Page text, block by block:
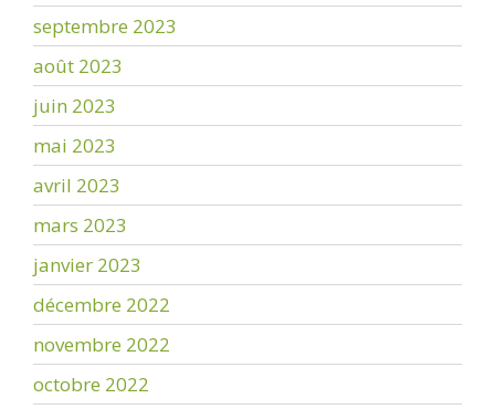
septembre 2023
août 2023
juin 2023
mai 2023
avril 2023
mars 2023
janvier 2023
décembre 2022
novembre 2022
octobre 2022